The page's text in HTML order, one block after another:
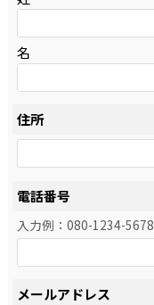
名
住所
電話番号
入力例：080-1234-5678
メールアドレス